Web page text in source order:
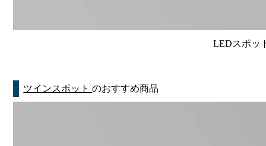
LEDスポッ
ツインスポットのおすすめ商品